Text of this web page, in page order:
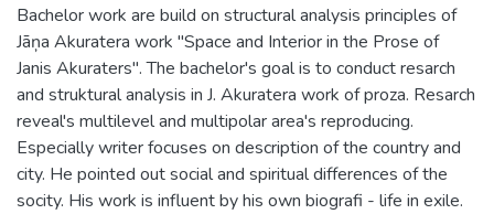
Bachelor work are build on structural analysis principles of
Jāņa Akuratera work "Space and Interior in the Prose of
Janis Akuraters". The bachelor's goal is to conduct resarch
and struktural analysis in J. Akuratera work of proza. Resarch
reveal's multilevel and multipolar area's reproducing.
Especially writer focuses on description of the country and
city. He pointed out social and spiritual differences of the
socity. His work is influent by his own biografi - life in exile.